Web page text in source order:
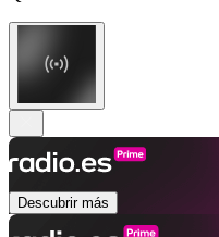
Descubrir más